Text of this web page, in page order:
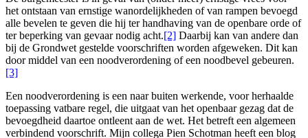
het ontstaan van ernstige wanordelijkheden of van rampen bevoegd
alle bevelen te geven die hij ter handhaving van de openbare orde of
ter beperking van gevaar nodig acht.[2] Daarbij kan van andere dan
bij de Grondwet gestelde voorschriften worden afgeweken. Dit kan
door middel van een noodverordening of een noodbevel gebeuren.
[3]
Een noodverordening is een naar buiten werkende, voor herhaalde
toepassing vatbare regel, die uitgaat van het openbaar gezag dat de
bevoegdheid daartoe ontleent aan de wet. Het betreft een algemeen
verbindend voorschrift. Mijn collega Pien Schotman heeft een blog